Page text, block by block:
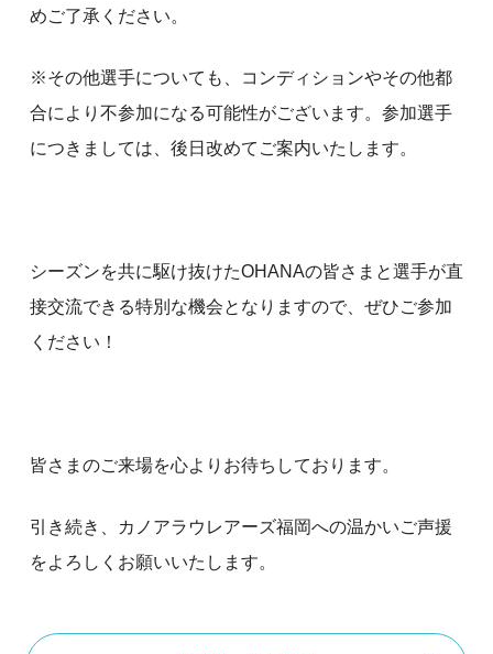
めご了承ください。
※その他選手についても、コンディションやその他都
合により不参加になる可能性がございます。参加選手
につきましては、後日改めてご案内いたします。
シーズンを共に駆け抜けたOHANAの皆さまと選手が直
接交流できる特別な機会となりますので、ぜひご参加
ください！
皆さまのご来場を心よりお待ちしております。
引き続き、カノアラウレアーズ福岡への温かいご声援
をよろしくお願いいたします。